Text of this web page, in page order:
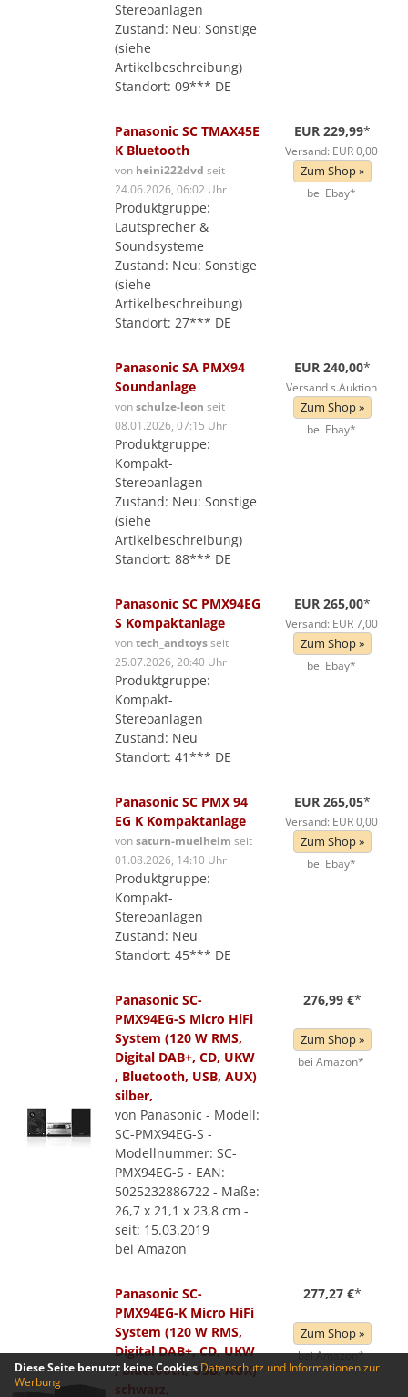
Stereoanlagen
Zustand: Neu: Sonstige
(siehe
Artikelbeschreibung)
Standort: 09*** DE
Panasonic SC TMAX45E
K Bluetooth
von heini222dvd seit
24.06.2026, 06:02 Uhr
Produktgruppe:
Lautsprecher &
Soundsysteme
Zustand: Neu: Sonstige
(siehe
Artikelbeschreibung)
Standort: 27*** DE
EUR 229,99*
Versand: EUR 0,00
Zum Shop »
bei Ebay*
Panasonic SA PMX94
Soundanlage
vonschulze-leon seit
08.01.2026, 07:15 Uhr
Produktgruppe:
Kompakt-
Stereoanlagen
Zustand: Neu: Sonstige
(siehe
Artikelbeschreibung)
Standort: 88*** DE
EUR 240,00*
Versand s.Auktion
Zum Shop »
bei Ebay*
Panasonic SC PMX94EG
S Kompaktanlage
vontech_andtoysseit
25.07.2026, 20:40 Uhr
Produktgruppe:
Kompakt-
Stereoanlagen
Zustand: Neu
Standort: 41*** DE
EUR 265,00*
Versand: EUR 7,00
Zum Shop »
bei Ebay*
Panasonic SC PMX 94
EG K Kompaktanlage
vonsaturn-muelheim seit
01.08.2026, 14:10 Uhr
Produktgruppe:
Kompakt-
Stereoanlagen
Zustand: Neu
Standort: 45*** DE
EUR 265,05*
Versand: EUR 0,00
Zum Shop »
bei Ebay*
Panasonic SC-
PMX94EG-S Micro HiFi
System (120 W RMS,
Digital DAB+, CD, UKW
, Bluetooth, USB, AUX)
silber,
von Panasonic - Modell:
SC-PMX94EG-S -
Modellnummer: SC-
PMX94EG-S - EAN:
5025232886722 - Maße:
26,7 x 21,1 x 23,8 cm -
seit: 15.03.2019
bei Amazon
276,99 €*
Zum Shop »
bei Amazon*
Panasonic SC-
PMX94EG-K Micro HiFi
System (120 W RMS,
Digital DAB+, CD, UKW
, Bluetooth, USB, AUX)
schwarz,
277,27 €*
Zum Shop »
bei Amazon*
Diese Seite benutzt keine Cookies Datenschutz und Informationen zur
Werbung